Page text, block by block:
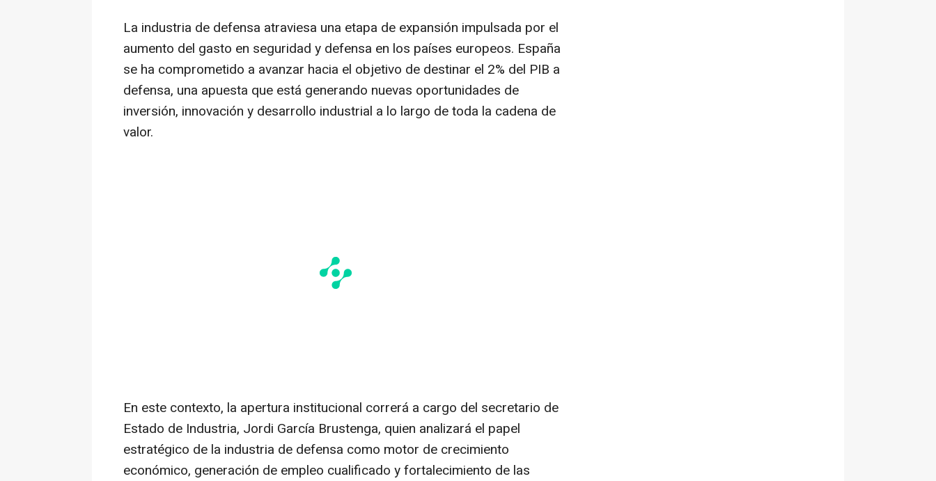
La industria de defensa atraviesa una etapa de expansión impulsada por el
aumento del gasto en seguridad y defensa en los países europeos. España
se ha comprometido a avanzar hacia el objetivo de destinar el 2% del PIB a
defensa, una apuesta que está generando nuevas oportunidades de
inversión, innovación y desarrollo industrial a lo largo de toda la cadena de
valor.
En este contexto, la apertura institucional correrá a cargo del secretario de
Estado de Industria, Jordi García Brustenga, quien analizará el papel
estratégico de la industria de defensa como motor de crecimiento
económico, generación de empleo cualificado y fortalecimiento de las